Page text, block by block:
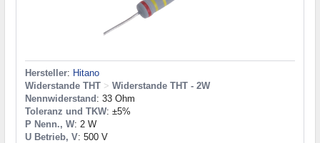
Hersteller: Hitano
Widerstande THT > Widerstande THT - 2W
Nennwiderstand: 33 Ohm
Toleranz und TKW: ±5%
P Nenn., W: 2 W
U Betrieb, V: 500 V